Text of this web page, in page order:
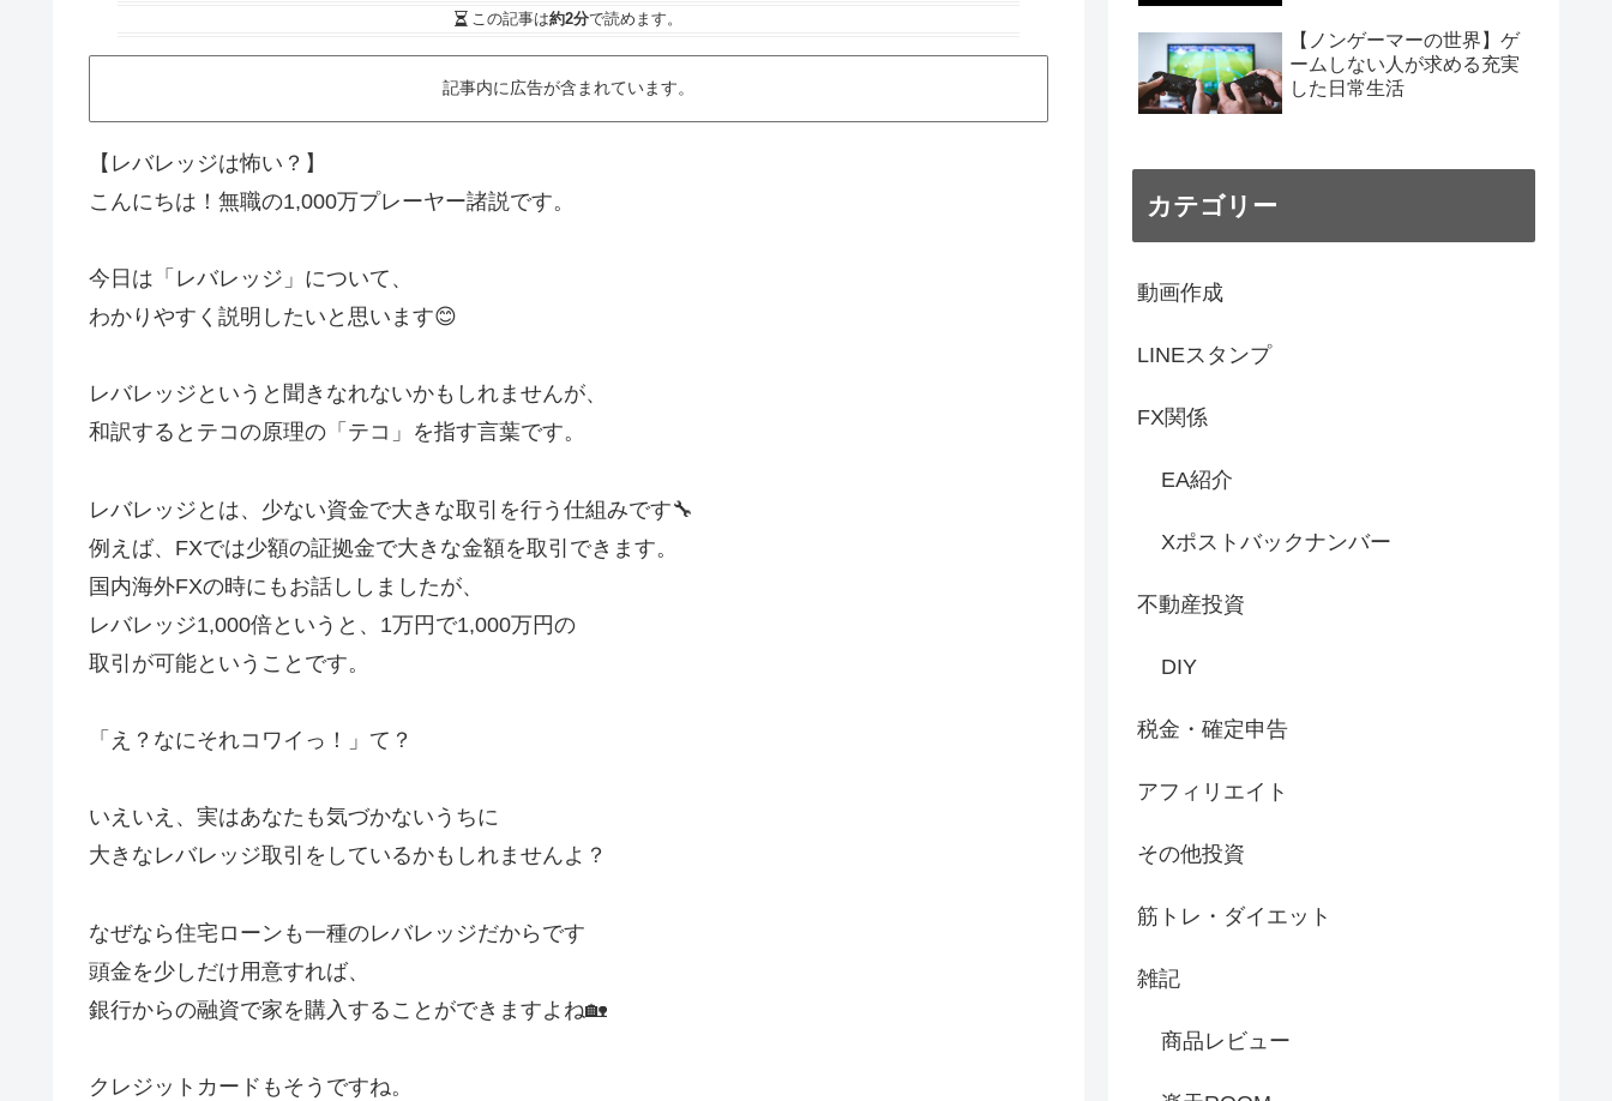
この記事は約2分で読めます。
記事内に広告が含まれています。
【レバレッジは怖い？】
こんにちは！無職の1,000万プレーヤー諸説です。
今日は「レバレッジ」について、
わかりやすく説明したいと思います😊
レバレッジというと聞きなれないかもしれませんが、
和訳するとテコの原理の「テコ」を指す言葉です。
レバレッジとは、少ない資金で大きな取引を行う仕組みです🔧
例えば、FXでは少額の証拠金で大きな金額を取引できます。
国内海外FXの時にもお話ししましたが、
レバレッジ1,000倍というと、1万円で1,000万円の
取引が可能ということです。
「え？なにそれコワイっ！」て？
いえいえ、実はあなたも気づかないうちに
大きなレバレッジ取引をしているかもしれませんよ？
なぜなら住宅ローンも一種のレバレッジだからです
頭金を少しだけ用意すれば、
銀行からの融資で家を購入することができますよね🏡
クレジットカードもそうですね。
【ノンゲーマーの世界】ゲ
ームしない人が求める充実
した日常生活
カテゴリー
動画作成
LINEスタンプ
FX関係
EA紹介
Xポストバックナンバー
不動産投資
DIY
税金・確定申告
アフィリエイト
その他投資
筋トレ・ダイエット
雑記
商品レビュー